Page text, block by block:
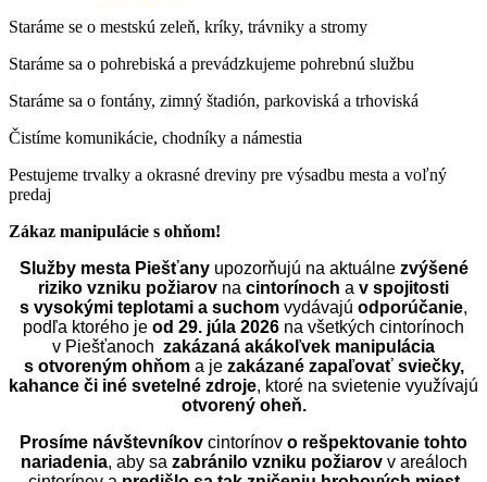
Staráme se o mestskú zeleň, kríky, trávniky a stromy
Staráme sa o pohrebiská a prevádzkujeme pohrebnú službu
Staráme sa o fontány, zimný štadión, parkoviská a trhoviská
Čistíme komunikácie, chodníky a námestia
Pestujeme trvalky a okrasné dreviny pre výsadbu mesta a voľný
predaj
Zákaz manipulácie s ohňom!
Služby mesta Piešťanyupozorňujú na aktuálne zvýšené
riziko vzniku požiarov na cintorínoch a v spojitosti
s vysokými teplotami a suchom vydávajú odporúčanie,
podľa ktorého je od 29. júla 2026 na všetkých cintorínoch
v Piešťanoch zakázaná akákoľvek manipulácia
s otvoreným ohňoma je zakázané zapaľovať sviečky,
kahance či iné svetelné zdroje, ktoré na svietenie využívajú
otvorený oheň.
Prosíme návštevníkov cintorínov o rešpektovanie tohto
nariadenia, aby sa zabránilo vzniku požiarovv areáloch